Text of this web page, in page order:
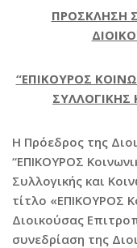
ΠΡΟΣΚΛΗΣΗ
“ΕΠΙΚΟΥΡΟΣ
ΣΥΛΛΟΓΙΚΗΣ
Η Πρόεδρος της
“ΕΠΙΚΟΥΡΟΣ
Συλλογικής και
τίτλο «ΕΠΙΚΟΥΡΟΣ
Διοικούσας
συνεδρίαση της